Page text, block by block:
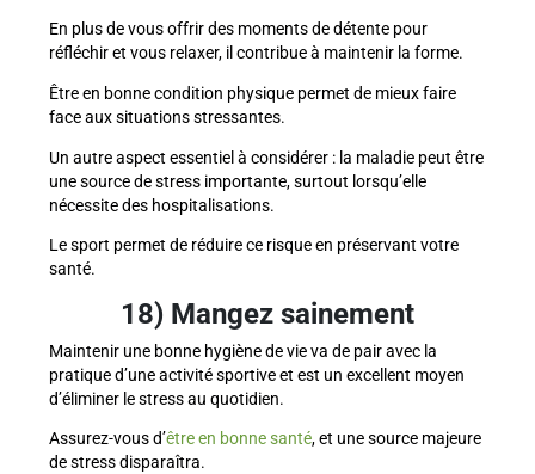
En plus de vous offrir des moments de détente pour
réfléchir et vous relaxer, il contribue à maintenir la forme.
Être en bonne condition physique permet de mieux faire
face aux situations stressantes.
Un autre aspect essentiel à considérer : la maladie peut être
une source de stress importante, surtout lorsqu’elle
nécessite des hospitalisations.
Le sport permet de réduire ce risque en préservant votre
santé.
18) Mangez sainement
Maintenir une bonne hygiène de vie va de pair avec la
pratique d’une activité sportive et est un excellent moyen
d’éliminer le stress au quotidien.
Assurez-vous d’être en bonne santé, et une source majeure
de stress disparaîtra.